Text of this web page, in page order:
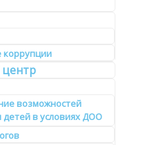
коррупции
возможностей
детей в условиях ДОО